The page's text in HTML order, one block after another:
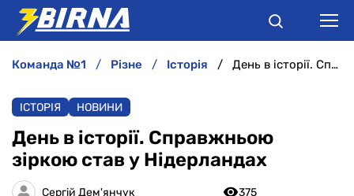
АНАЛІТИКА
ІНТЕРВ'Ю
команда №1 різне історія День в історії. Справжньою зіркою став у Нідерландах
ІСТОРІЯ НОВИНИ
День в історії. Справжньою
зіркою став у Нідерландах
Сергій Дем'янчук
375